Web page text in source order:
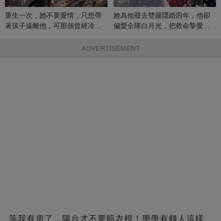
重生一次，她不要愛情，只想帶
著孩子遠離他，可那個曾經冷漠
她為他廢去雙腿隱婚四年，他卻
偏愛全隊白月光，把救命摯愛當
ADVERTISEMENT
等我有房了，陽台才不要晾衣桿！學學有錢人這樣